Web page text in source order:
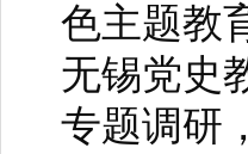
色主题教
无锡党史
专题调研